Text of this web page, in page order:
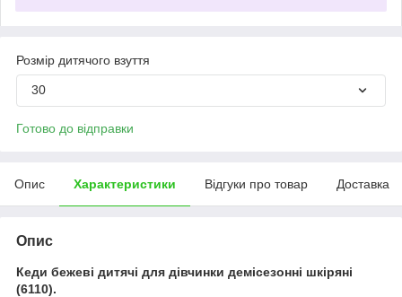
Розмір дитячого взуття
30
Готово до відправки
Опис Характеристики Відгуки про товар Доставка
Опис
Кеди бежеві дитячі для дівчинки демісезонні шкіряні
(6110).